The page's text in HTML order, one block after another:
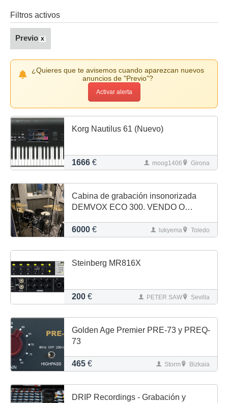
Filtros activos
Previo X
¿Quieres que te avisemos cuando aparezcan nuevos
anuncios de "Previo"?
Activar alerta
Korg Nautilus 61 (Nuevo)
1666 € moog1406 Girona
Cabina de grabación insonorizada
DEMVOX ECO 300. VENDO O
6000 € lukyema Toledo
Steinberg MR816X
200 € PETER SAW Sevilla
Golden Age Premier PRE-73 y PREQ-
73
465 € Storm Bizkaia
DRIP Recordings - Grabación y